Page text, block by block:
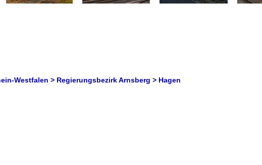
Westfalen > Regierungsbezirk Arnsberg > Hagen